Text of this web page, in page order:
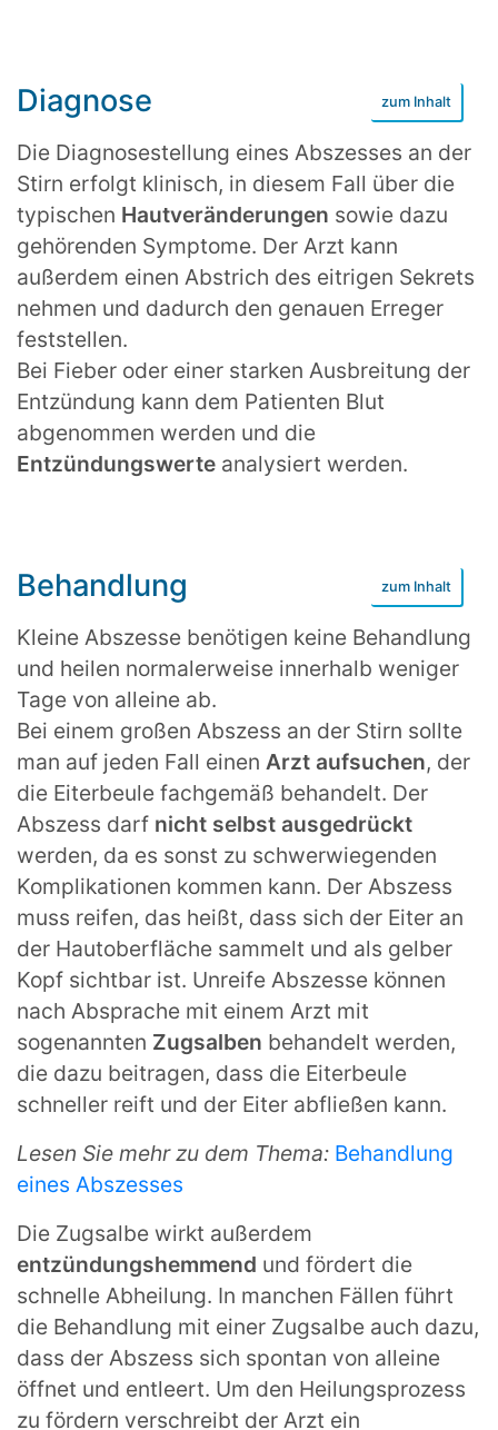
Diagnose
Die Diagnosestellung eines Abszesses an der
Stirn erfolgt klinisch, in diesem Fall über die
typischen Hautveränderungen sowie dazu
gehörenden Symptome. Der Arzt kann
außerdem einen Abstrich des eitrigen Sekrets
nehmen und dadurch den genauen Erreger
feststellen.
Bei Fieber oder einer starken Ausbreitung der
Entzündung kann dem Patienten Blut
abgenommen werden und die
Entzündungswerte analysiert werden.
Behandlung
Kleine Abszesse benötigen keine Behandlung
und heilen normalerweise innerhalb weniger
Tage von alleine ab.
Bei einem großen Abszess an der Stirn sollte
man auf jeden Fall einen Arzt aufsuchen, der
die Eiterbeule fachgemäß behandelt. Der
Abszess darf nicht selbst ausgedrückt
werden, da es sonst zu schwerwiegenden
Komplikationen kommen kann. Der Abszess
muss reifen, das heißt, dass sich der Eiter an
der Hautoberfläche sammelt und als gelber
Kopf sichtbar ist. Unreife Abszesse können
nach Absprache mit einem Arzt mit
sogenannten Zugsalben behandelt werden,
die dazu beitragen, dass die Eiterbeule
schneller reift und der Eiter abfließen kann.
Lesen Sie mehr zu dem Thema: Behandlung
eines Abszesses
Die Zugsalbe wirkt außerdem
entzündungshemmend und fördert die
schnelle Abheilung. In manchen Fällen führt
die Behandlung mit einer Zugsalbe auch dazu,
dass der Abszess sich spontan von alleine
öffnet und entleert. Um den Heilungsprozess
zu fördern verschreibt der Arzt ein